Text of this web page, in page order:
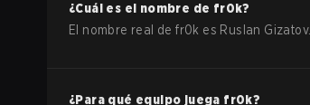
¿Cuál es el nombre de fr0k?
El nombre real defr0k es Ruslan Gizatov.
¿Para qué equipo juega fr0k?